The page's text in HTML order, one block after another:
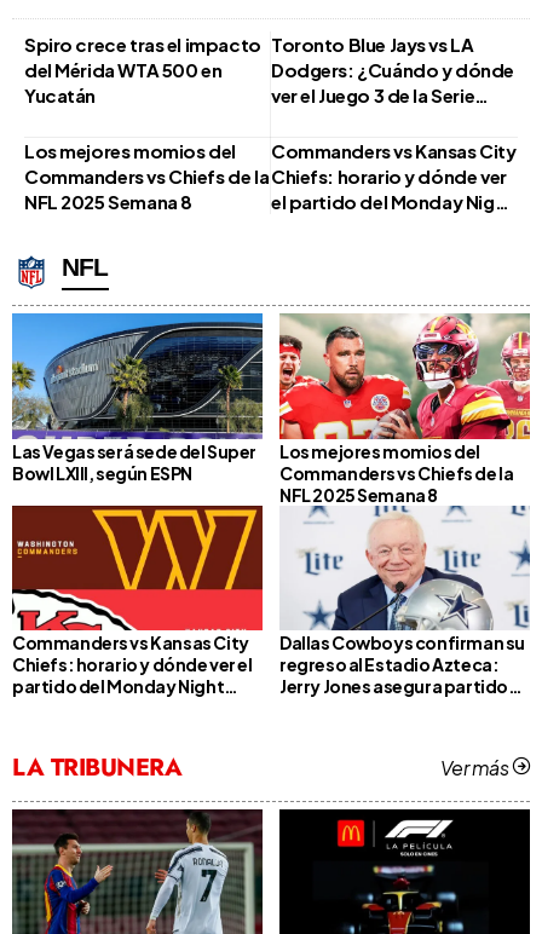
Spiro crece tras el impacto
del Mérida WTA 500 en
Yucatán
Toronto Blue Jays vs LA
Dodgers: ¿Cuándo y dónde
ver el Juego 3 de la Serie
Los mejores momios del
Commanders vs Chiefs de la
NFL 2025 Semana 8
Commanders vs Kansas City
Chiefs: horario y dónde ver
el partido del Monday Night
NFL
Las Vegas será sede del Super
Bowl LXIII, según ESPN
Los mejores momios del
Commanders vs Chiefs de la
NFL 2025 Semana 8
Commanders vs Kansas City
Chiefs: horario y dónde ver el
partido del Monday Night
Dallas Cowboys confirman su
regreso al Estadio Azteca:
Jerry Jones asegura partido
LA TRIBUNERA Ver más